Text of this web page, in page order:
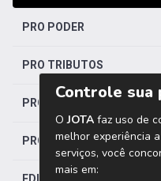
PRO PODER
PRO TRIBUTOS
PRO TRABALHISTA
PRO SAÚDE